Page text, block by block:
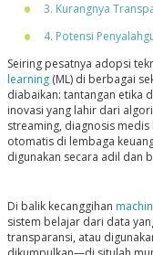
3. Kurangnya
4. Potensi
Seiring pesatnya adopsi
learning(ML) di berbagai
diabaikan: tantangan etika
inovasi yang lahir dari
streaming, diagnosis
otomatis di lembaga
digunakan secara adil dan
Di balik kecanggihan
sistem belajar dari data
transparansi, atau